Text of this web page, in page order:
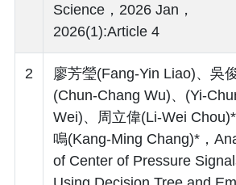
Science，2026 Jan，
2026(1):Article 4
2
廖芳瑩(Fang-Yin Liao)、吳
(Chun-Chang Wu)、(Yi-
Wei)、周立偉(Li-Wei
鳴(Kang-Ming Chang)*，
of Center of Pressure